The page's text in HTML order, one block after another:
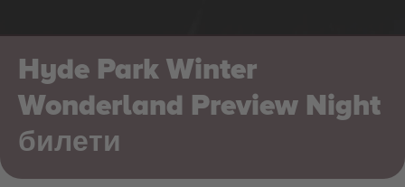
Hyde Park Winter
Wonderland Preview Night
билети